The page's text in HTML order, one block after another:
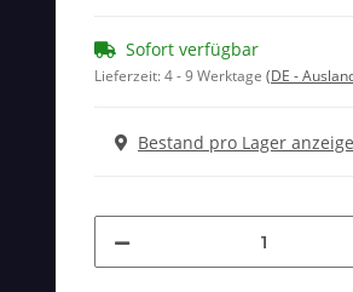
Sofort verfügbar
Lieferzeit:4 - 9 Werktage (DE -
Bestand pro Lager